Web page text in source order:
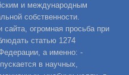
и международным
собственности.
огромная просьба при
статью 1274
а именно: -
в научных,